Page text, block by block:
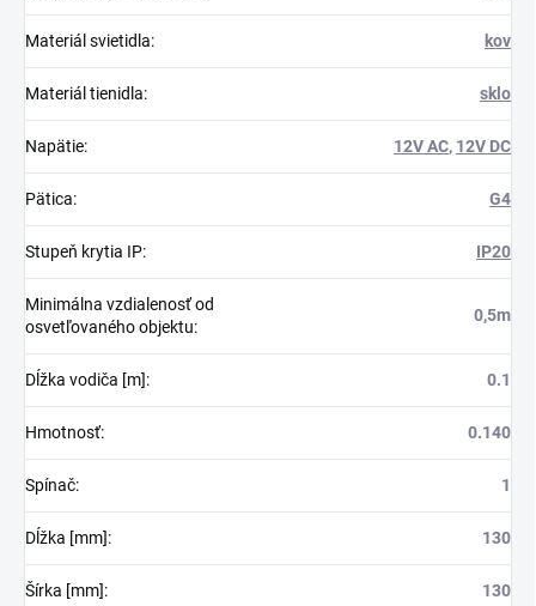
Materiál svietidla: kov
Materiál tienidla: sklo
Napätie: 12V AC, 12V DC
Pätica: G4
Stupeň krytia IP: IP20
Minimálna vzdialenosť od
osvetľovaného objektu:
0,5m
Dĺžka vodiča [m]: 0.1
Hmotnosť: 0.140
Spínač: 1
Dĺžka [mm]: 130
Šírka [mm]: 130